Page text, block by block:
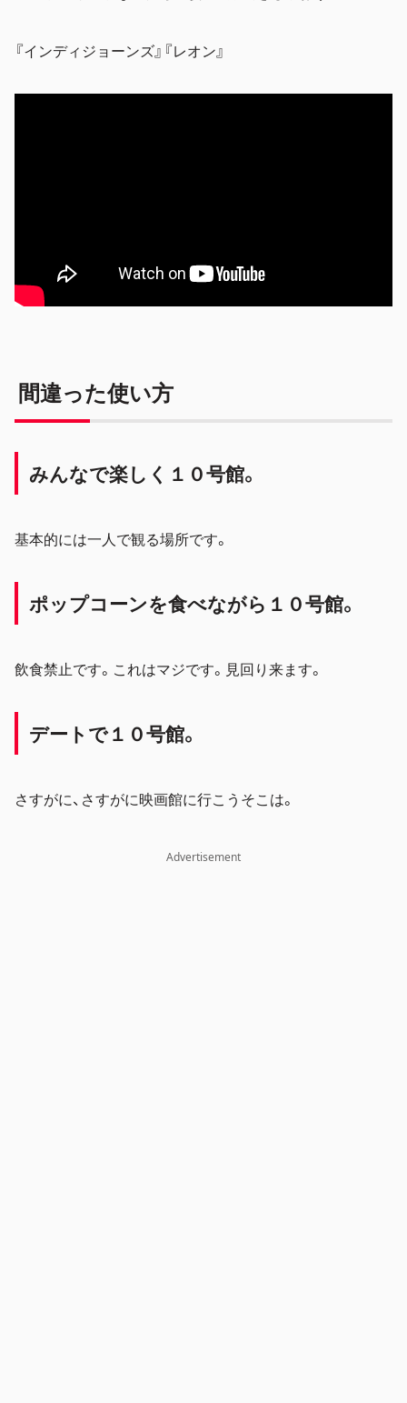
『インディジョーンズ』『レオン』
間違った使い方
みんなで楽しく１０号館。
基本的には一人で観る場所です。
ポップコーンを食べながら１０号館。
飲食禁止です。これはマジです。見回り来ます。
デートで１０号館。
さすがに、さすがに映画館に行こうそこは。
Advertisement